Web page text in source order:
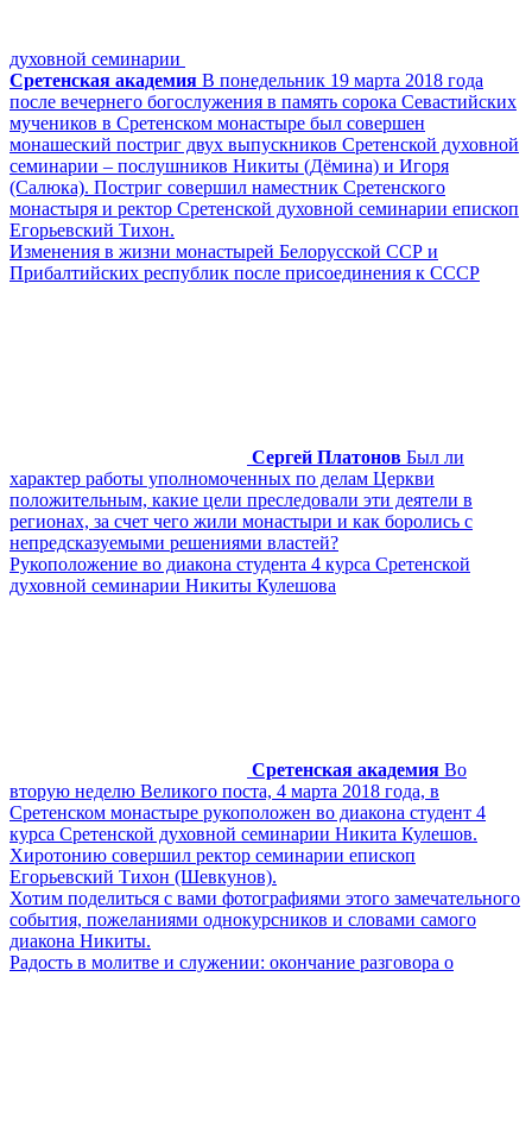
духовной семинарии
Сретенская академия В понедельник 19 марта 2018 года
после вечернего богослужения в память сорока Севастийских
мучеников в Сретенском монастыре был совершен
монашеский постриг двух выпускников Сретенской духовной
семинарии – послушников Никиты (Дёмина) и Игоря
(Салюка). Постриг совершил наместник Сретенского
монастыря и ректор Сретенской духовной семинарии епископ
Егорьевский Тихон.
Изменения в жизни монастырей Белорусской ССР и
Прибалтийских республик после присоединения к СССР
Сергей Платонов Был ли
характер работы уполномоченных по делам Церкви
положительным, какие цели преследовали эти деятели в
регионах, за счет чего жили монастыри и как боролись с
непредсказуемыми решениями властей?
Рукоположение во диакона студента 4 курса Сретенской
духовной семинарии Никиты Кулешова
Сретенская академия Во
вторую неделю Великого поста, 4 марта 2018 года, в
Сретенском монастыре рукоположен во диакона студент 4
курса Сретенской духовной семинарии Никита Кулешов.
Хиротонию совершил ректор семинарии епископ
Егорьевский Тихон (Шевкунов).
Хотим поделиться с вами фотографиями этого замечательного
события, пожеланиями однокурсников и словами самого
диакона Никиты.
Радость в молитве и служении: окончание разговора о